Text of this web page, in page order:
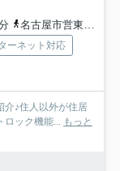
名古屋市営東山線「伏見」駅 徒歩6分
ーネット対応
介♪住人以外が住居
ロック機能... もっと